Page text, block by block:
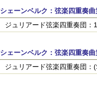
シェーンベルク：弦楽四重奏
ジュリアード弦楽四重奏団
シェーンベルク：弦楽四重奏
ジュリアード弦楽四重奏団